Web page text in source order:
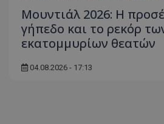
Μουντιάλ 2026: Η
γήπεδο και το ρεκόρ
εκατομμυρίων θεατών
04.08.2026 - 17:13